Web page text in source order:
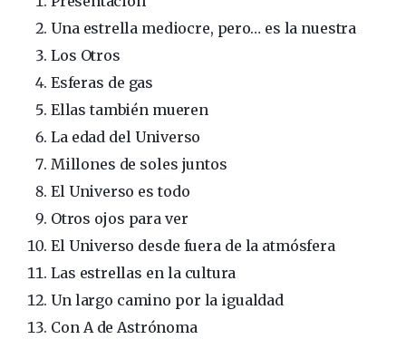
Una estrella mediocre, pero… es la nuestra
Los Otros
Esferas de gas
Ellas también mueren
La edad del Universo
Millones de soles juntos
El Universo es todo
Otros ojos para ver
El Universo desde fuera de la atmósfera
Las estrellas en la cultura
Un largo camino por la igualdad
Con A de Astrónoma